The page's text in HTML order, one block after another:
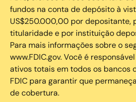
fundos na conta de depósito à
US$250.000,00 por depositante,
titularidade e por instituição
Para mais informações sobre o
www.FDIC.gov. Você é
ativos totais em todos os bancos
FDIC para garantir que
de cobertura.